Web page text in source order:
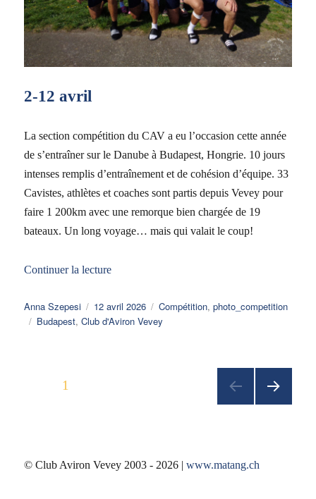
2-12 avril
La section compétition du CAV a eu l’occasion cette année
de s’entraîner sur le Danube à Budapest, Hongrie. 10 jours
intenses remplis d’entraînement et de cohésion d’équipe. 33
Cavistes, athlètes et coaches sont partis depuis Vevey pour
faire 1 200km avec une remorque bien chargée de 19
bateaux. Un long voyage… mais qui valait le coup!
Continuer la lecturede « Camp d’Entraînement 2026
Auteur
Anna Szepesi
Publié
le
12 avril 2026 Catégories
Compétition,photo_competition
Étiquettes
Budapest,Club d'Aviron Vevey
Pagination
1
SUIV
© Club Aviron Vevey 2003 - 2026 |www.matang.ch